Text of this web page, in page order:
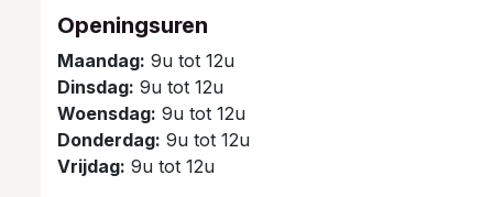
Openingsuren
Maandag: 9u tot 12u
Dinsdag: 9u tot 12u
Woensdag: 9u tot 12u
Donderdag: 9u tot 12u
Vrijdag: 9u tot 12u